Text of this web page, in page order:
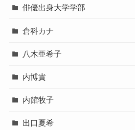
俳優出身大学学部
倉科カナ
八木亜希子
内博貴
内館牧子
出口夏希